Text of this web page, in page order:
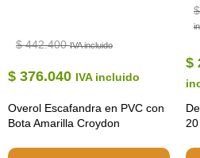
$442.400 IVA incluido
$ 376.040 IVA incluido
Overol Escafandra en PVC con
Bota Amarilla Croydon
$
$
20